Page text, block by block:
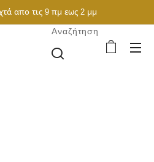
απο τις 9 πμ εως 2 μμ
Αναζήτηση